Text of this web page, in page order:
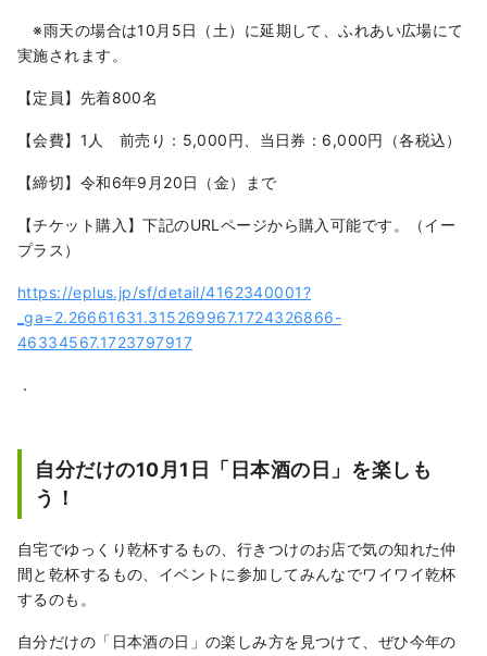
※雨天の場合は10月5日（土）に延期して、ふれあい広場にて
実施されます。
【定員】先着800名
【会費】1人 前売り：5,000円、当日券：6,000円（各税込）
【締切】令和6年9月20日（金）まで
【チケット購入】下記のURLページから購入可能です。（イー
プラス）
https://eplus.jp/sf/detail/4162340001?
_ga=2.26661631.315269967.1724326866-
46334567.1723797917
．
自分だけの10月1日「日本酒の日」を楽しも
う！
自宅でゆっくり乾杯するもの、行きつけのお店で気の知れた仲
間と乾杯するもの、イベントに参加してみんなでワイワイ乾杯
するのも。
自分だけの「日本酒の日」の楽しみ方を見つけて、ぜひ今年の